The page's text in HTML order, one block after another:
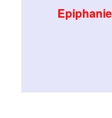
Epiphanie